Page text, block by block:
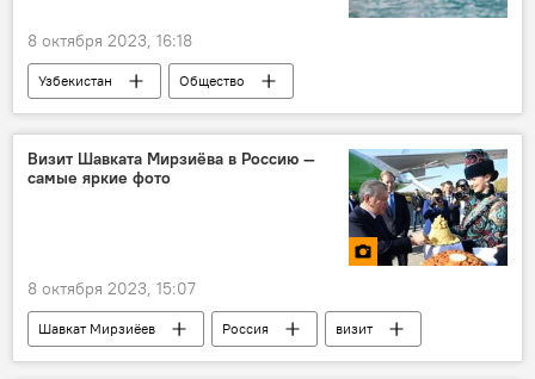
8 октября 2023, 16:18
Узбекистан
Общество
прогноз погоды
прогноз погоды по Узбекистану
погода на неделю
Визит Шавката Мирзиёва в Россию —
самые яркие фото
8 октября 2023, 15:07
Шавкат Мирзиёев Россия
визит
Фото
Москва
Казань